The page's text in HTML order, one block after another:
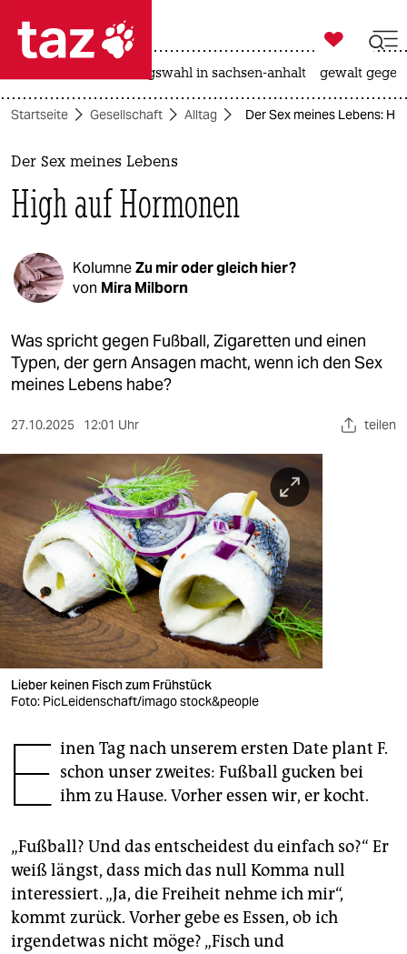
 taz zahl ich
taz zahl ich
themen
politik
öko
gesellschaft
kultur
sport
nord
wahrheit
verlag
verlag
veranstaltungen
shop
fragen & hilfe
unterstützen
abo
genossenschaft

taz zahl ich
landtagswahl in sachsen-anhalt gewalt
Startseite Gesellschaft Alltag Der Sex meines Lebens:
Der Sex meines Lebens
High auf Hormonen
KolumneZu mir oder gleich hier?
von Mira Milborn
Was spricht gegen Fußball, Zigaretten und einen
Typen, der gern Ansagen macht, wenn ich den Sex
meines Lebens habe?
27.10.2025 12:01 Uhr teilen
Lieber keinen Fisch zum Frühstück
Foto: PicLeidenschaft/imago stock&people
E inen Tag nach unserem ersten Date plant F.
schon unser zweites: Fußball gucken bei
ihm zu Hause. Vorher essen wir, er kocht.
„Fußball? Und das entscheidest du einfach so?“ Er
weiß längst, dass mich das null Komma null
interessiert. „Ja, die Freiheit nehme ich mir“,
kommt zurück. Vorher gebe es Essen, ob ich
irgendetwas nicht möge? „Fisch und